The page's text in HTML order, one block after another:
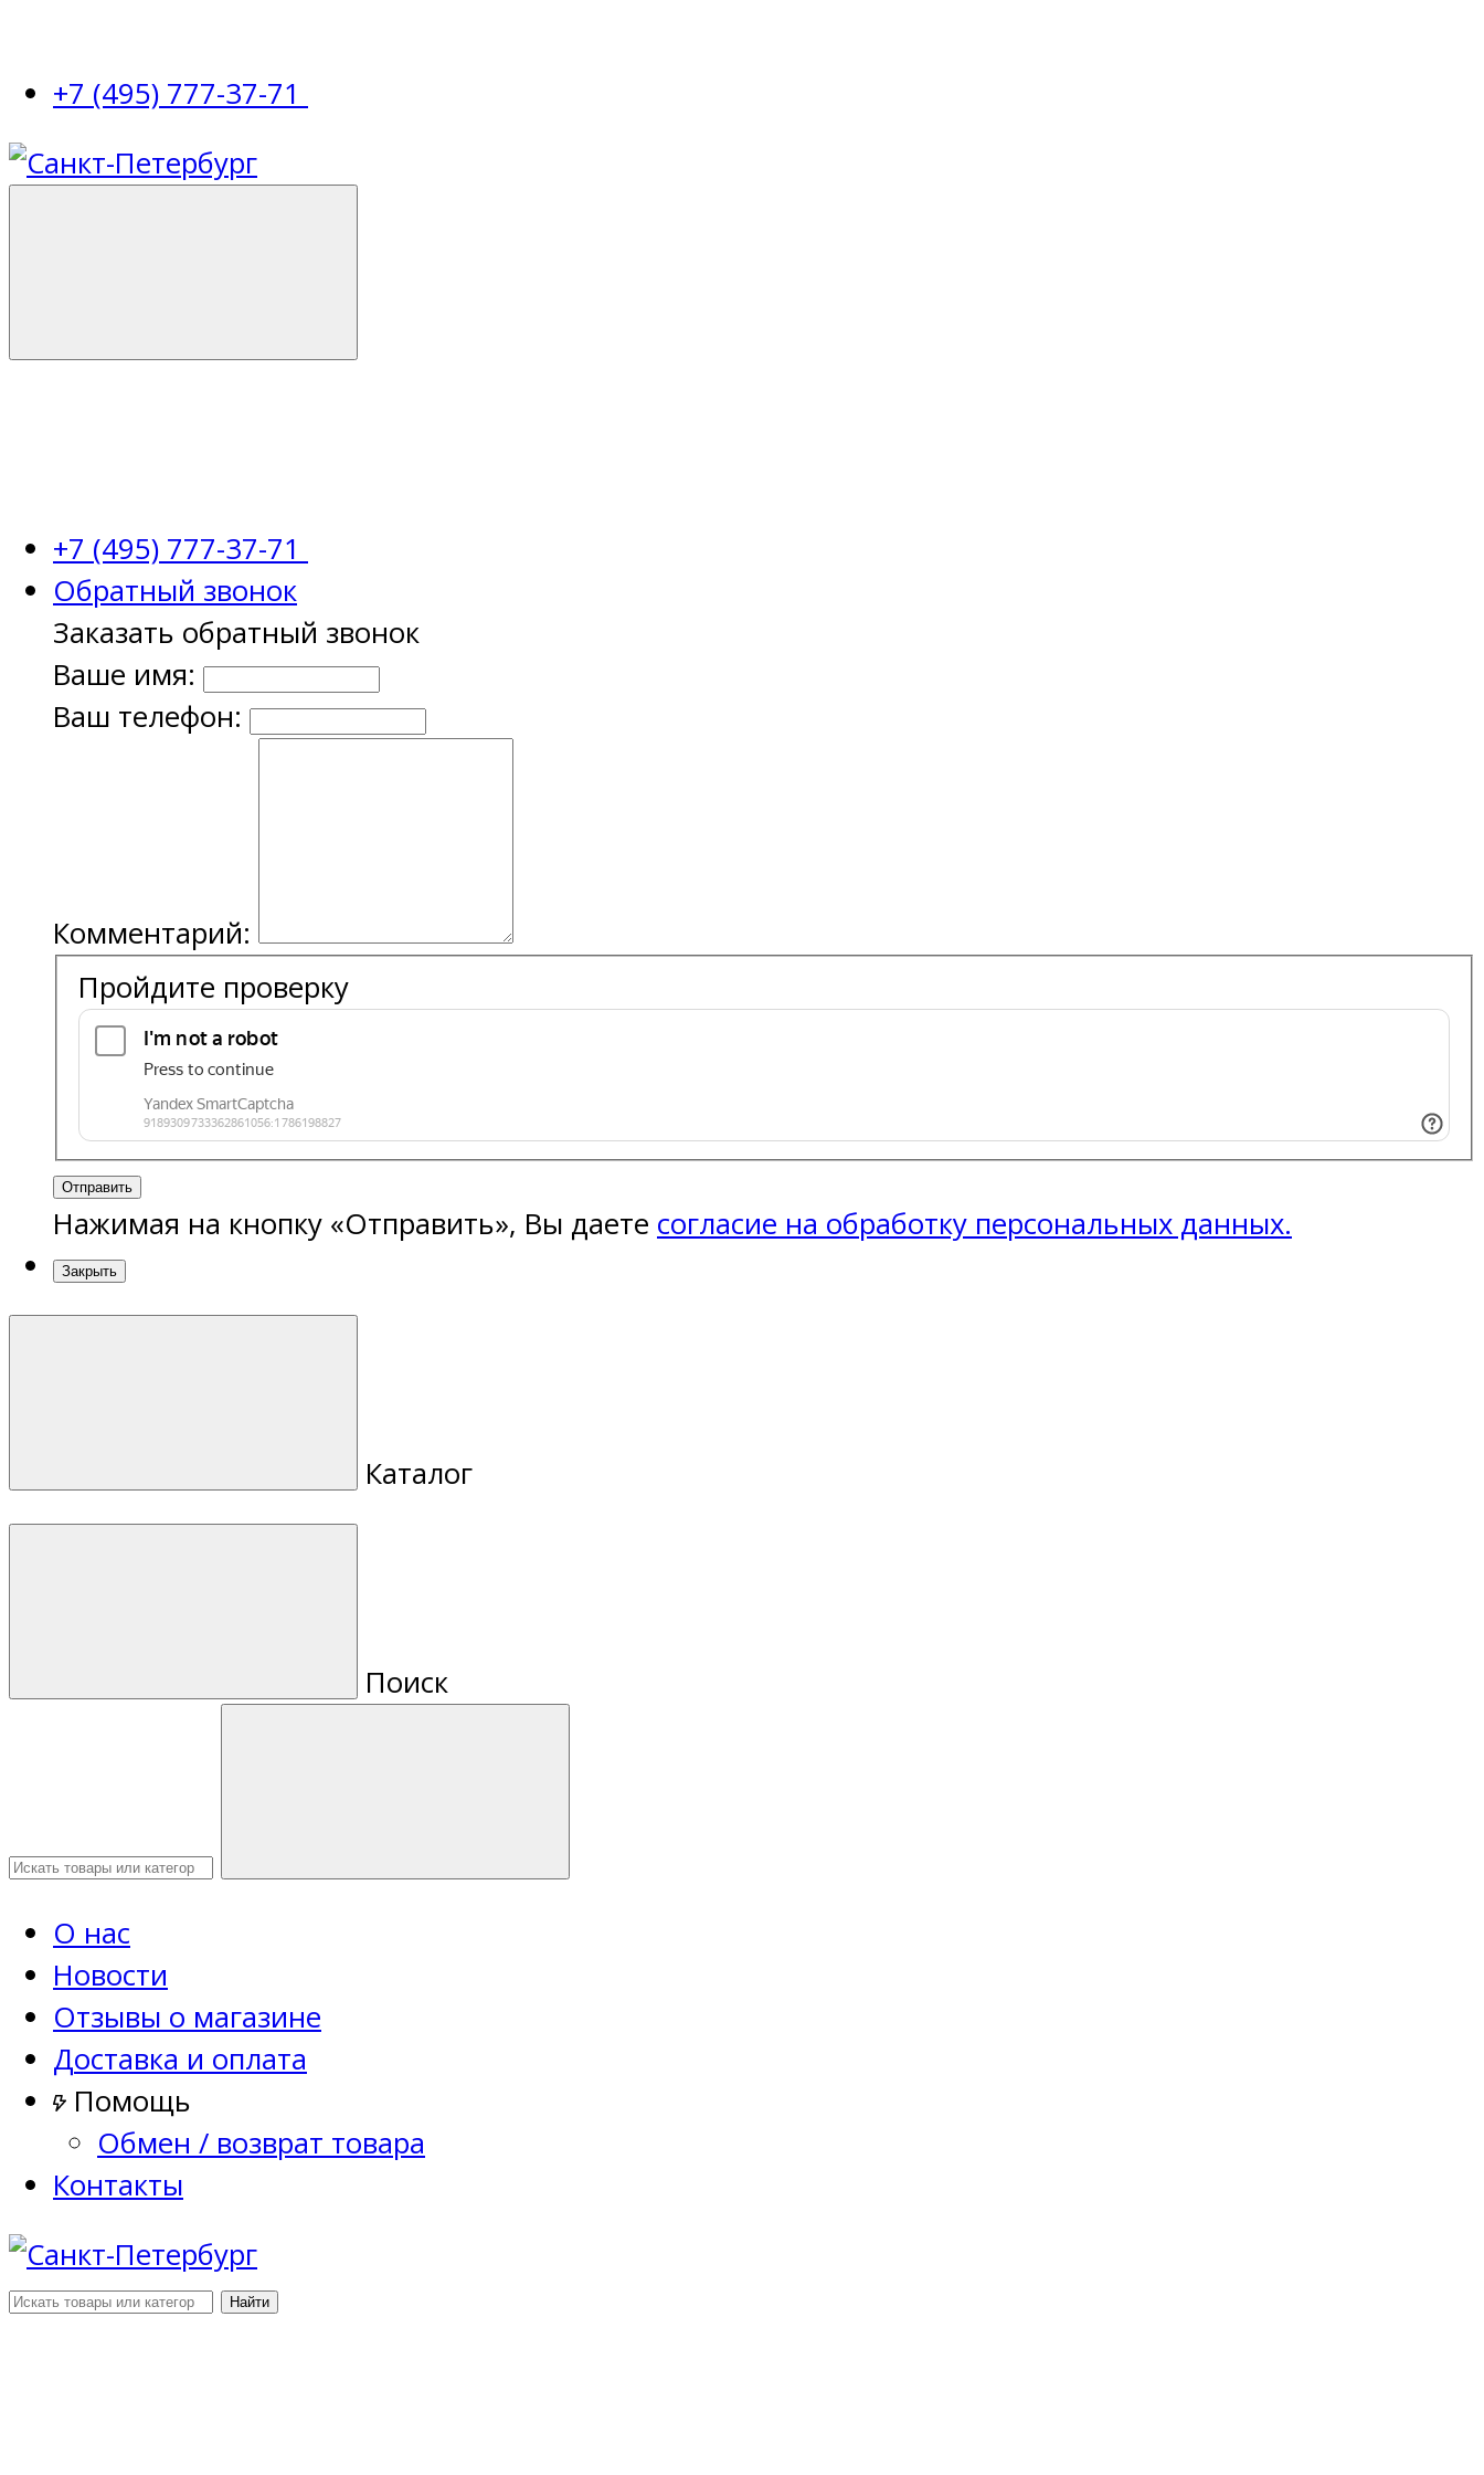
+7 (495) 777-37-71
+7 (495) 777-37-71
Обратный звонок
Заказать обратный звонок
Ваше имя:
Ваш телефон:
Комментарий:
Пройдите проверку
Отправить
Нажимая на кнопку «Отправить», Вы даете согласие на обработку персональных данных.
Закрыть
Каталог
Поиск
О нас
Новости
Отзывы о магазине
Доставка и оплата
Помощь
Обмен / возврат товара
Контакты
Найти